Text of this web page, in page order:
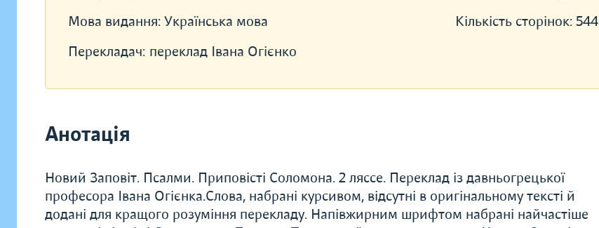
Мова видання: Українська мова
Перекладач: переклад Івана Огієнко
Кількість сторінок: 544
Анотація
Новий Заповіт. Псалми. Приповісті Соломона. 2 ляссе. Переклад із давньогрецької
професора Івана Огієнка.Слова, набрані курсивом, відсутні в оригінальному тексті й
додані для кращого розуміння перекладу. Напівжирним шрифтом набрані найчастіше